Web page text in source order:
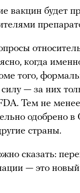
вакцин будет
когда
того,
— за них
Тем не
одобрено
страны.
сказать:
— это новый